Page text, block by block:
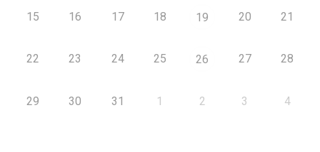
15 16 17 18 19 20 21
22 23 24 25 26 27 28
29 30 31 1 2 3 4